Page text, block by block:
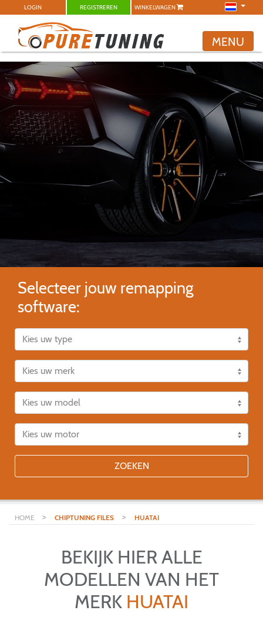
LOGIN REGISTREREN WINKELWAGEN
MENU
Selecteer jouw remapping
software:
ZOEKEN
HOME > CHIPTUNING FILES > HUATAI
BEKIJK HIER ALLE
MODELLEN VAN HET
MERK HUATAI